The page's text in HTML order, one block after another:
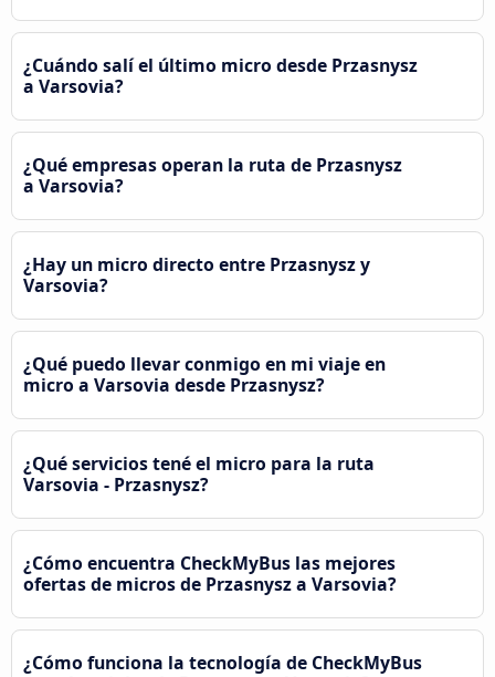
¿Cuándo salí el último micro desde Przasnysz
a Varsovia?
¿Qué empresas operan la ruta de Przasnysz
a Varsovia?
¿Hay un micro directo entre Przasnysz y
Varsovia?
¿Qué puedo llevar conmigo en mi viaje en
micro a Varsovia desde Przasnysz?
¿Qué servicios tené el micro para la ruta
Varsovia - Przasnysz?
¿Cómo encuentra CheckMyBus las mejores
ofertas de micros de Przasnysz a Varsovia?
¿Cómo funciona la tecnología de CheckMyBus